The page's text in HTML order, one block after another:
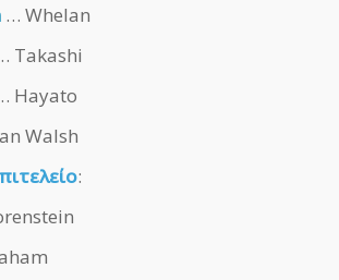
… Whelan
Takashi
Hayato
Walsh
: